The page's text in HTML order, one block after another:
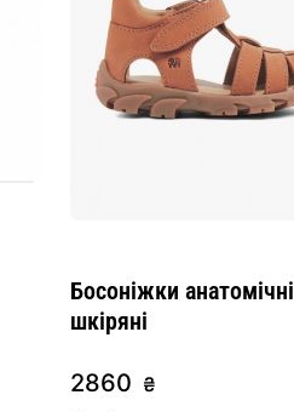
Босоніжки анатомічні
шкіряні
2860 ₴